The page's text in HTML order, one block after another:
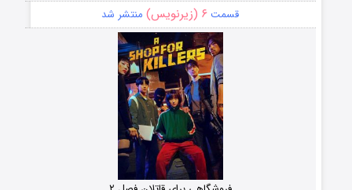
قسمت ۶ (زیرنویس) منتشر شد